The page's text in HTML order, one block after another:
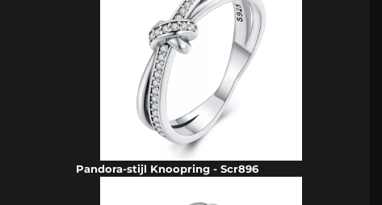
Pandora-stijl Knoopring - Scr896